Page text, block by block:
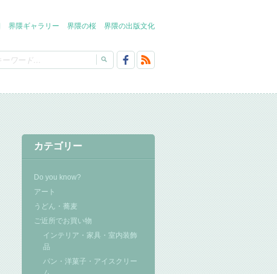
界隈ギャラリー 界隈の桜 界隈の出版文化
カテゴリー
Do you know?
アート
うどん・蕎麦
ご近所でお買い物
インテリア・家具・室内装飾
品
パン・洋菓子・アイスクリー